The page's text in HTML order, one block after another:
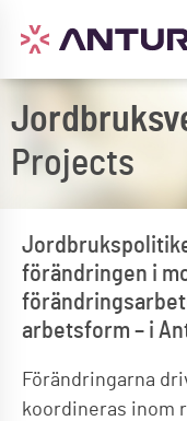
Projects
förändringen i
arbetsform – i
Förändringarna
koordineras inom